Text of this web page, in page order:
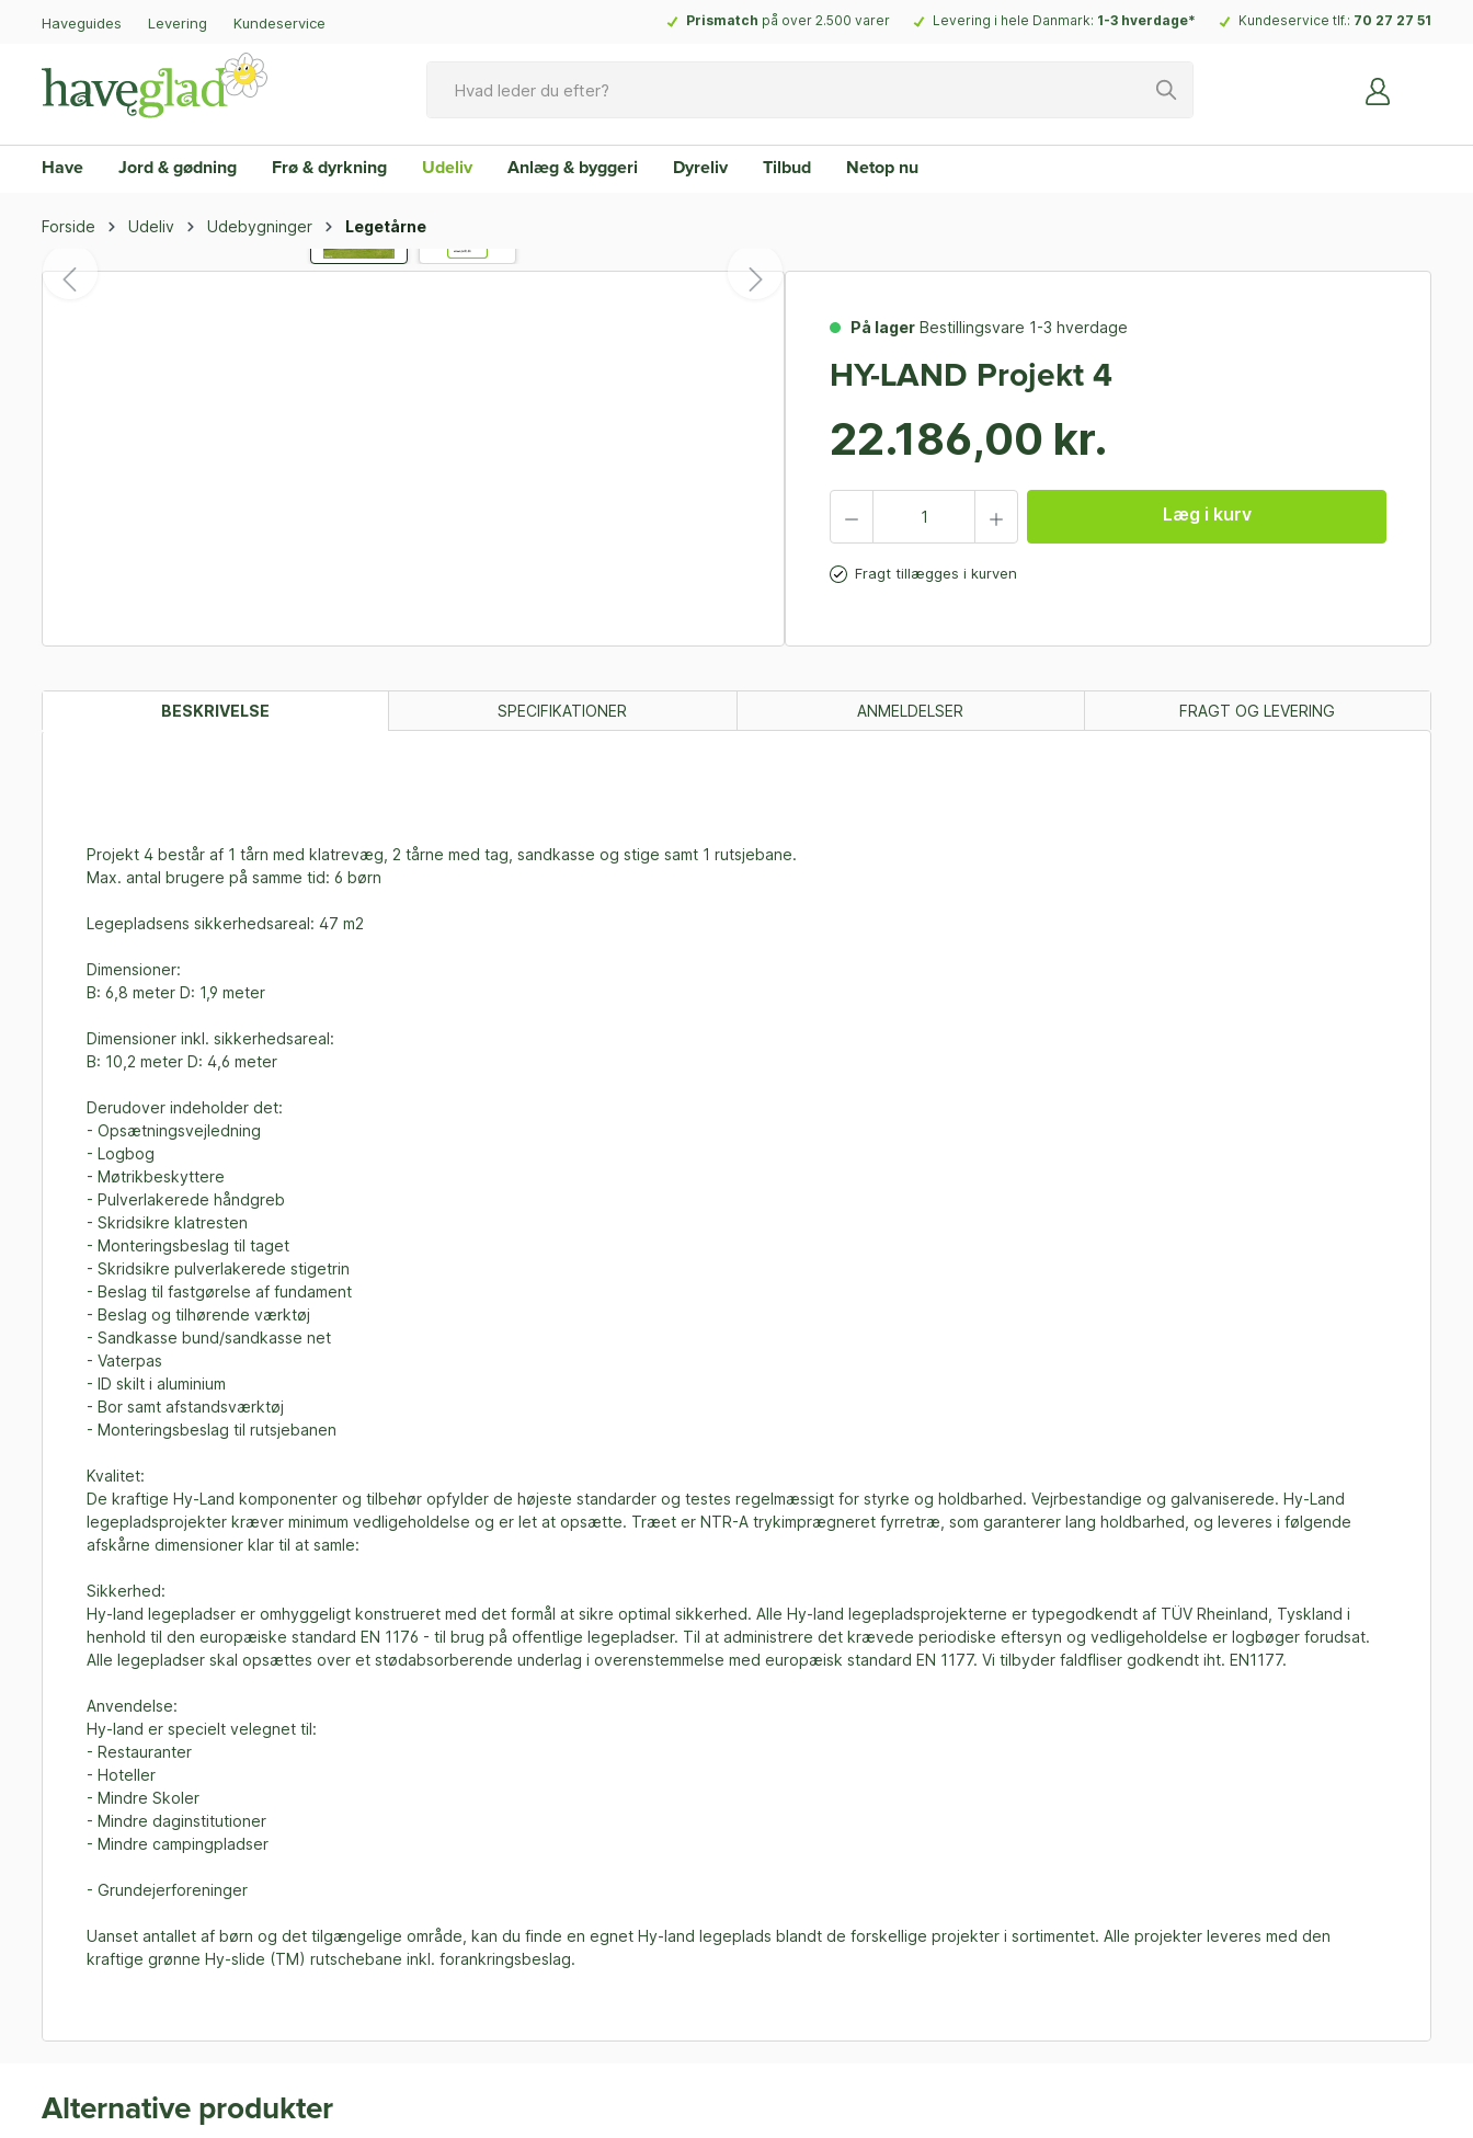
Haveguides Levering Kundeservice Prismatch på over 2.500 varer Levering i hele Danmark: 1-3 hverdage* Kundeservice tlf.: 70 27 27 51
Have Jord & gødning Frø & dyrkning Udeliv Anlæg & byggeri Dyreliv Tilbud Netop nu
Forside Udeliv Udebygninger Legetårne
På lager Bestillingsvare 1-3 hverdage
HY-LAND Projekt 4
22.186,00 kr.
Læg i kurv
Fragt tillægges i kurven
BESKRIVELSE SPECIFIKATIONER ANMELDELSER FRAGT OG LEVERING
Projekt 4 består af 1 tårn med klatrevæg, 2 tårne med tag, sandkasse og stige samt 1 rutsjebane.
Max. antal brugere på samme tid: 6 børn
Legepladsens sikkerhedsareal: 47 m2
Dimensioner:
B: 6,8 meter D: 1,9 meter
Dimensioner inkl. sikkerhedsareal:
B: 10,2 meter D: 4,6 meter
Derudover indeholder det:
- Opsætningsvejledning
- Logbog
- Møtrikbeskyttere
- Pulverlakerede håndgreb
- Skridsikre klatresten
- Monteringsbeslag til taget
- Skridsikre pulverlakerede stigetrin
- Beslag til fastgørelse af fundament
- Beslag og tilhørende værktøj
- Sandkasse bund/sandkasse net
- Vaterpas
- ID skilt i aluminium
- Bor samt afstandsværktøj
- Monteringsbeslag til rutsjebanen
Kvalitet:
De kraftige Hy-Land komponenter og tilbehør opfylder de højeste standarder og testes regelmæssigt for styrke og holdbarhed. Vejrbestandige og galvaniserede. Hy-Land
legepladsprojekter kræver minimum vedligeholdelse og er let at opsætte. Træet er NTR-A trykimprægneret fyrretræ, som garanterer lang holdbarhed, og leveres i følgende
afskårne dimensioner klar til at samle:
Sikkerhed:
Hy-land legepladser er omhyggeligt konstrueret med det formål at sikre optimal sikkerhed. Alle Hy-land legepladsprojekterne er typegodkendt af TÜV Rheinland, Tyskland i
henhold til den europæiske standard EN 1176 - til brug på offentlige legepladser. Til at administrere det krævede periodiske eftersyn og vedligeholdelse er logbøger forudsat.
Alle legepladser skal opsættes over et stødabsorberende underlag i overenstemmelse med europæisk standard EN 1177. Vi tilbyder faldfliser godkendt iht. EN1177.
Anvendelse:
Hy-land er specielt velegnet til:
- Restauranter
- Hoteller
- Mindre Skoler
- Mindre daginstitutioner
- Mindre campingpladser
- Grundejerforeninger
Uanset antallet af børn og det tilgængelige område, kan du finde en egnet Hy-land legeplads blandt de forskellige projekter i sortimentet. Alle projekter leveres med den
kraftige grønne Hy-slide (TM) rutschebane inkl. forankringsbeslag.
Alternative produkter